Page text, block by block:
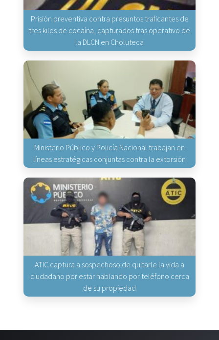
Prisión preventiva contra presuntos traficantes de
tres kilos de cocaína, capturados tras operativo de
la DLCN en Choluteca
Ministerio Público y Policía Nacional trabajan en
líneas estratégicas conjuntas contra la extorsión
ATIC captura a sospechoso de quitarle la vida a
ciudadano por estar hablando por teléfono cerca
de su propiedad